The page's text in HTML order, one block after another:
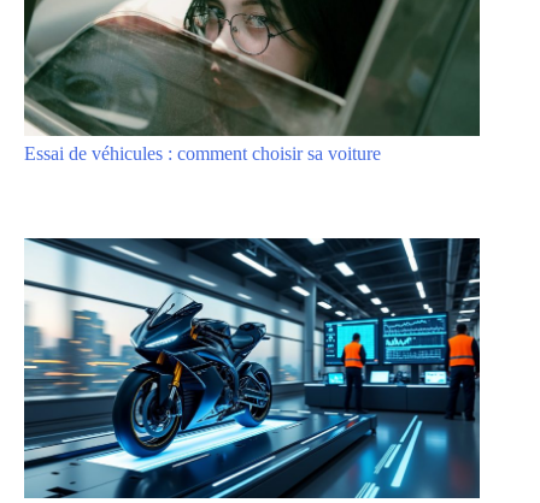
Essai de véhicules : comment choisir sa voiture